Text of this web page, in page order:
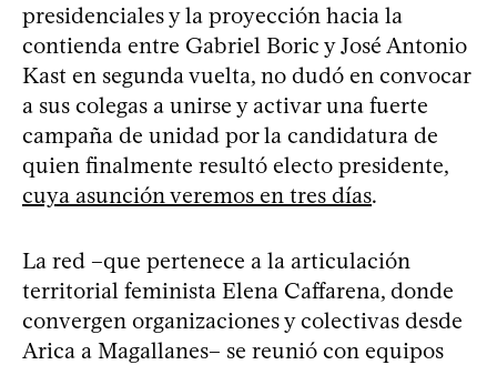
presidenciales y la proyección hacia la
contienda entre Gabriel Boric y José Antonio
Kast en segunda vuelta, no dudó en convocar
a sus colegas a unirse y activar una fuerte
campaña de unidad por la candidatura de
quien finalmente resultó electo presidente,
cuya asunción veremos en tres días.
La red –que pertenece a la articulación
territorial feminista Elena Caffarena, donde
convergen organizaciones y colectivas desde
Arica a Magallanes– se reunió con equipos